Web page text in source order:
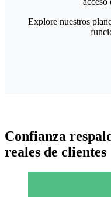
Explore nuestros
Confianza
reales de clientes